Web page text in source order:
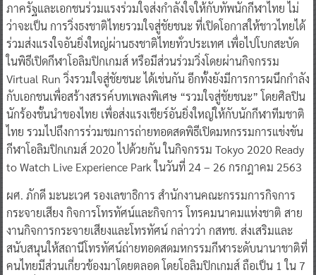
ภาครัฐและเอกชนร่วมแรงร่วมใจส่งกำลังใจให้กับทัพนักกีฬาไทย ไม่
ว่าจะเป็น การวิ่งธงชาติไทยรวมใจสู่ชัยชนะ ที่เปิดโอกาสให้ชาวไทยได้
ร่วมส่งแรงใจอันยิ่งใหญ่ผ่านธงชาติไทยทั่วประเทศ เพื่อไปโบกสะบัด
ในพิธีเปิดกีฬาโอลิมปิกเกมส์ หรือมีส่วนร่วมวิ่งโดยผ่านกิจกรรม
Virtual Run วิ่งรวมใจสู่ชัยชนะ ได้เช่นกัน อีกทั้งยังมีการการผนึกกำลัง
กับเอกชนเพื่อสร้างสรรค์บทเพลงพิเศษ “รวมใจสู่ชัยชนะ” โดยศิลปิน
นักร้องชั้นนำของไทย เพื่อส่งแรงเชียร์อันยิ่งใหญ่ให้กับนักกีฬาทีมชาติ
ไทย รวมไปถึงการร่วมชมการถ่ายทอดสดพิธีเปิดมหกรรมการแข่งขัน
กีฬาโอลิมปิกเกมส์ 2020 ไปด้วยกัน ในกิจกรรม Tokyo 2020 Ready
to Watch Live Experience Park ในวันที่ 24 – 26 กรกฎาคม 2563
ผศ. ภักดี มะนะเวศ รองเลขาธิการ สำนักงานคณะกรรมการกิจการ
กระจายเสียง กิจการโทรทัศน์และกิจการ โทรคมนาคมแห่งชาติ สาย
งานกิจการกระจายเสียงและโทรทัศน์ กล่าวว่า กสทช. ส่งเสริมและ
สนับสนุนให้สถานีโทรทัศน์ถ่ายทอดสดมหกรรมกีฬาระดับนานาชาติที่
คนไทยมีส่วนเกี่ยวข้องมาโดยตลอด โดยโอลิมปิกเกมส์ ถือเป็น 1 ใน 7